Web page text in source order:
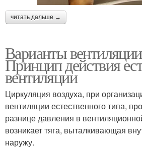
читать дальше →
Варианты
Принцип действия
вентиляции
Циркуляция воздуха, при
вентиляции естественного типа,
разнице давления в
возникает тяга, выталкивающая
наружу.